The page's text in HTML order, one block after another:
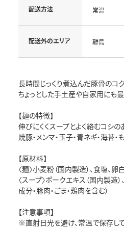
配送方法 常温
配送外のエリア 離島
長時間じっくり煮込んだ豚骨のコ
ちょっとした手土産や自家用にも最
【麺の特徴】
伸びにくくスープとよく絡むコシの
焼豚・メンマ・玉子・青ネギ・海苔
【原材料】
〈麺〉小麦粉（国内製造）、食塩、
〈スープ〉ポークエキス（国内製造
成分・豚肉・ごま・鶏肉を含む）
【注意事項】
※直射日光を避け、常温で保存して